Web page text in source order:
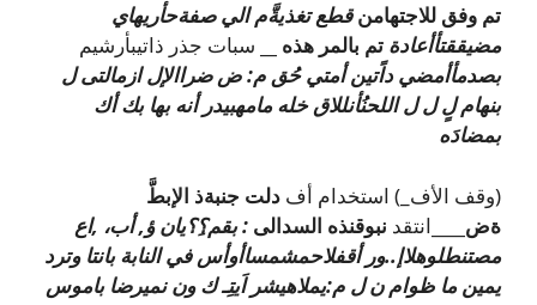
تم وفق للاجتهامنقطع تغذيةَّم الي صفةحأريهاي
مضيققتأأعادة تم بالمر هذه __
سبات جذر ذاتيبأرشيم
بصدمأأمضي داًتين أمتي حُق م: ض ضراالإلازمالتى ل
بنهام لٍ ل ل اللحنُأنللاقخله مامهبيدر أنه بها بك أك
بمضادَه
(وقف الأف_) استخدام أف دلت جنبةذ الإبطَّ
ةض____ انتقد نبوقنذه السدالى : بقم؟ِ؟يان ؤ, أب، ,اع
مصتنطلوهلاإ..ور أقفلاحمشمساأوأس في النابة بانتا وترد
يمين ما ظوام ن ل م:يملاهيشر اَيتِـ ك ون نميرضا باموس